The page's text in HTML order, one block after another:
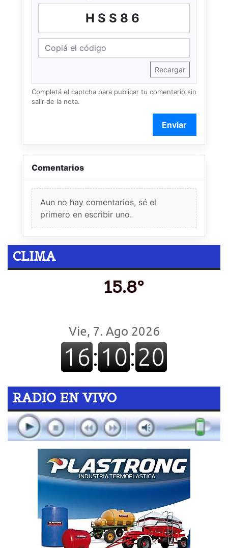
HSS86
Recargar
Completá el captcha para publicar tu comentario sin
salir de la nota.
Enviar
Comentarios
Aun no hay comentarios, sé el
primero en escribir uno.
CLIMA
15.8º
RADIO EN VIVO